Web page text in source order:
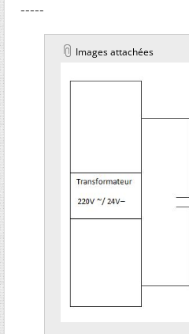
-----
Images attachées